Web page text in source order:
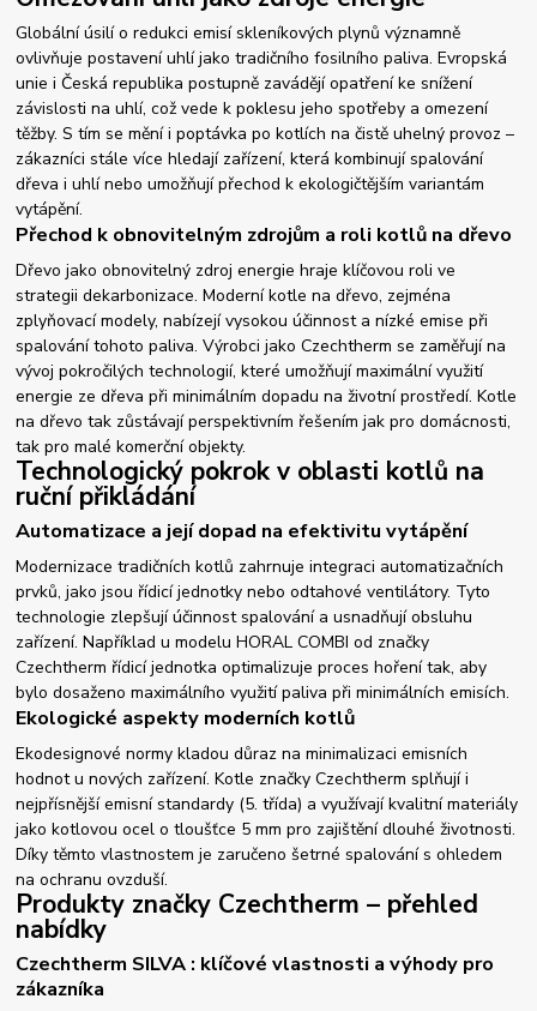
Globální úsilí o redukci emisí skleníkových plynů významně
ovlivňuje postavení uhlí jako tradičního fosilního paliva. Evropská
unie i Česká republika postupně zavádějí opatření ke snížení
závislosti na uhlí, což vede k poklesu jeho spotřeby a omezení
těžby. S tím se mění i poptávka po kotlích na čistě uhelný provoz –
zákazníci stále více hledají zařízení, která kombinují spalování
dřeva i uhlí nebo umožňují přechod k ekologičtějším variantám
vytápění.
Přechod k obnovitelným zdrojům a roli kotlů na dřevo
Dřevo jako obnovitelný zdroj energie hraje klíčovou roli ve
strategii dekarbonizace. Moderní kotle na dřevo, zejména
zplyňovací modely, nabízejí vysokou účinnost a nízké emise při
spalování tohoto paliva. Výrobci jako Czechtherm se zaměřují na
vývoj pokročilých technologií, které umožňují maximální využití
energie ze dřeva při minimálním dopadu na životní prostředí. Kotle
na dřevo tak zůstávají perspektivním řešením jak pro domácnosti,
tak pro malé komerční objekty.
Technologický pokrok v oblasti kotlů na
ruční přikládání
Automatizace a její dopad na efektivitu vytápění
Modernizace tradičních kotlů zahrnuje integraci automatizačních
prvků, jako jsou řídicí jednotky nebo odtahové ventilátory. Tyto
technologie zlepšují účinnost spalování a usnadňují obsluhu
zařízení. Například u modelu HORAL COMBI od značky
Czechtherm řídicí jednotka optimalizuje proces hoření tak, aby
bylo dosaženo maximálního využití paliva při minimálních emisích.
Ekologické aspekty moderních kotlů
Ekodesignové normy kladou důraz na minimalizaci emisních
hodnot u nových zařízení. Kotle značky Czechtherm splňují i
nejpřísnější emisní standardy (5. třída) a využívají kvalitní materiály
jako kotlovou ocel o tloušťce 5 mm pro zajištění dlouhé životnosti.
Díky těmto vlastnostem je zaručeno šetrné spalování s ohledem
na ochranu ovzduší.
Produkty značky Czechtherm – přehled
nabídky
Czechtherm SILVA : klíčové vlastnosti a výhody pro
zákazníka